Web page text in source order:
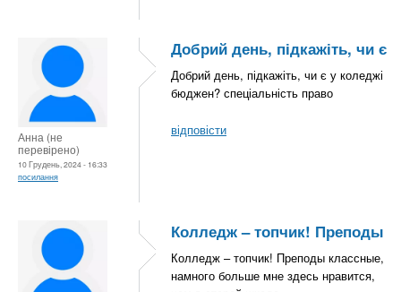
Анна (не
перевірено)
10 Грудень, 2024 - 16:33
посилання
Добрий день, підкажіть, чи є
Добрий день, підкажіть, чи є у коледжі
бюджен? спеціальність право
відповісти
Колледж – топчик! Преподы
Колледж – топчик! Преподы классные,
намного больше мне здесь нравится,